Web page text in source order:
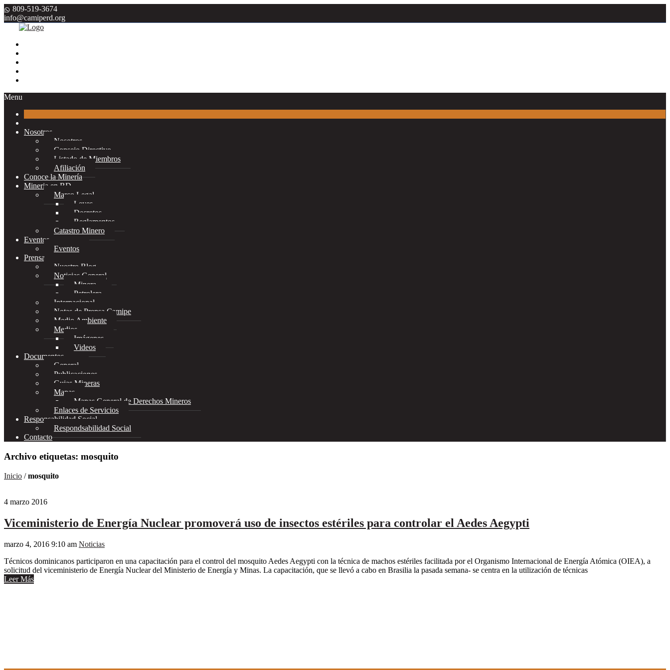
809-519-3674
info@camiperd.org
Menu
Nosotros
Nosotros
Consejo Directivo
Listado de Miembros
Afiliación
Conoce la Minería
Mineria en RD
Marco Legal
Leyes
Decretos
Reglamentos
Catastro Minero
Eventos
Eventos
Prensa
Nuestro Blog
Noticias General
Minera
Petrolera
Internacional
Notas de Prensa Camipe
Medio Ambiente
Medios
Imágenes
Videos
Documentos
General
Publicaciones
Guias Mineras
Mapas
Mapas General de Derechos Mineros
Enlaces de Servicios
Responsabilidad Social
Respondsabilidad Social
Contacto
Archivo etiquetas: mosquito
Inicio /mosquito
4 marzo 2016
Viceministerio de Energía Nuclear promoverá uso de insectos estériles para controlar el Aedes Aegypti
marzo 4, 2016 9:10 am Noticias
Técnicos dominicanos participaron en una capacitación para el control del mosquito Aedes Aegypti con la técnica de machos estériles facilitada por el Organismo Internacional de Energía Atómica (OIEA), a
solicitud del viceministerio de Energía Nuclear del Ministerio de Energía y Minas. La capacitación, que se llevó a cabo en Brasilia la pasada semana- se centra en la utilización de técnicas
Leer Más